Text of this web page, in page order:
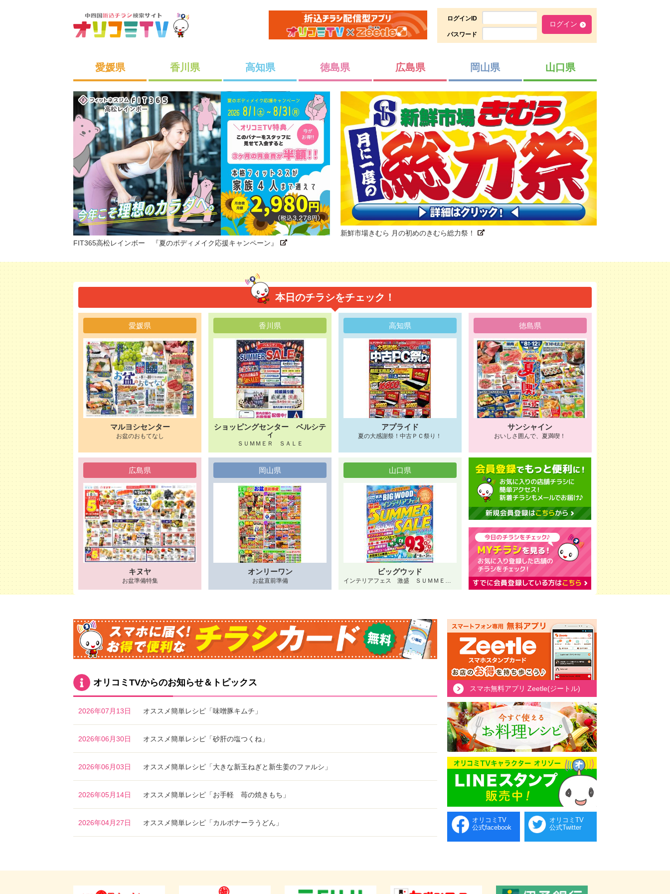
ログインID
パスワード
愛媛県 香川県 高知県 徳島県 広島県 岡山県 山口県
FIT365高松レインボー 『夏のボディメイク応援キャンペーン』
新鮮市場きむら 月の初めのきむら総力祭！
本日のチラシをチェック！
愛媛県
マルヨシセンター
お盆のおもてなし
香川県
ショッピングセンター ベルシテ
ィ
ＳＵＭＭＥＲ ＳＡＬＥ
高知県
アプライド
夏の大感謝祭！中古ＰＣ祭り！
徳島県
サンシャイン
おいしさ囲んで、夏満喫！
広島県
キヌヤ
お盆準備特集
岡山県
オンリーワン
お盆直前準備
山口県
ビッグウッド
インテリアフェス 激盛 ＳＵＭＭＥＲ ＳＡＬＥ ２０２６
オリコミTVからのお知らせ＆トピックス
2026年07月13日 オススメ簡単レシピ「味噌豚キムチ」
2026年06月30日 オススメ簡単レシピ「砂肝の塩つくね」
2026年06月03日 オススメ簡単レシピ「大きな新玉ねぎと新生姜のファルシ」
2026年05月14日 オススメ簡単レシピ「お手軽 苺の焼きもち」
2026年04月27日 オススメ簡単レシピ「カルボナーラうどん」
スマホ無料アプリ Zeetle(ジートル)
オリコミTV
公式facebook
オリコミTV
公式Twitter